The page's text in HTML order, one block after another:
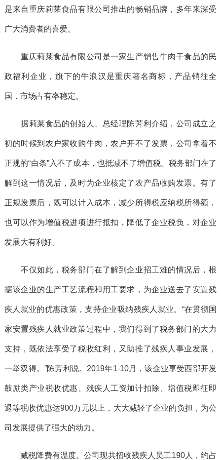
是来自重庆莉莱食品有限公司推出的畅销品牌，多年来深受
广大消费者的喜爱。
重庆莉莱食品有限公司是一家生产销售牛肉干食品的民
政福利企业，旗下的牛浪汉是重庆著名商标，产品销往全
国，市场占有率稳定。
据莉莱食品的创始人、总经理陈芳利介绍，公司成立之
初的时候到农户家收购牛肉，农户开不了发票，公司拿着不
正规的“白条”入不了成本，也抵减不了增值税。税务部门在了
解到这一情况后，及时为企业核定了农产品收购发票。有了
正规发票后，既可以计入成本，减少所得税应纳税所得额，
也可以作为增值税进项进行抵扣，降低了企业税负，对企业
发展大有利好。
不仅如此，税务部门在了解到企业招工难的情况后，根
据该企业的生产工艺流程和用工要求，为企业送去了安置残
疾人就业的优惠政策，支持企业吸纳残疾人就业。“在贯彻国
家安置残疾人就业政策过程中，我们得到了税务部门的大力
支持，既依法享受了税收红利，又助推了残疾人事业发展，
一举双得。”陈芳利说。2019年1-10月，该企业享受西部开发
鼓励类产业税收优惠、残疾人工资加计扣除、增值税即征即
退等税收优惠达900万元以上，大大减轻了企业的负担，为公
司发展提供了强大的动力。
减税降费有温度。公司现共招收残疾人员工190人，约占